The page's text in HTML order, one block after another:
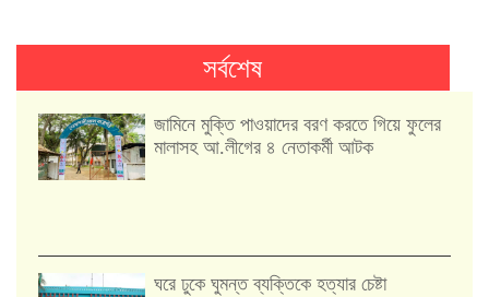
সর্বশেষ
জামিনে মুক্তি পাওয়াদের বরণ করতে গিয়ে ফুলের
মালাসহ আ.লীগের ৪ নেতাকর্মী আটক
ঘরে ঢুকে ঘুমন্ত ব্যক্তিকে হত্যার চেষ্টা